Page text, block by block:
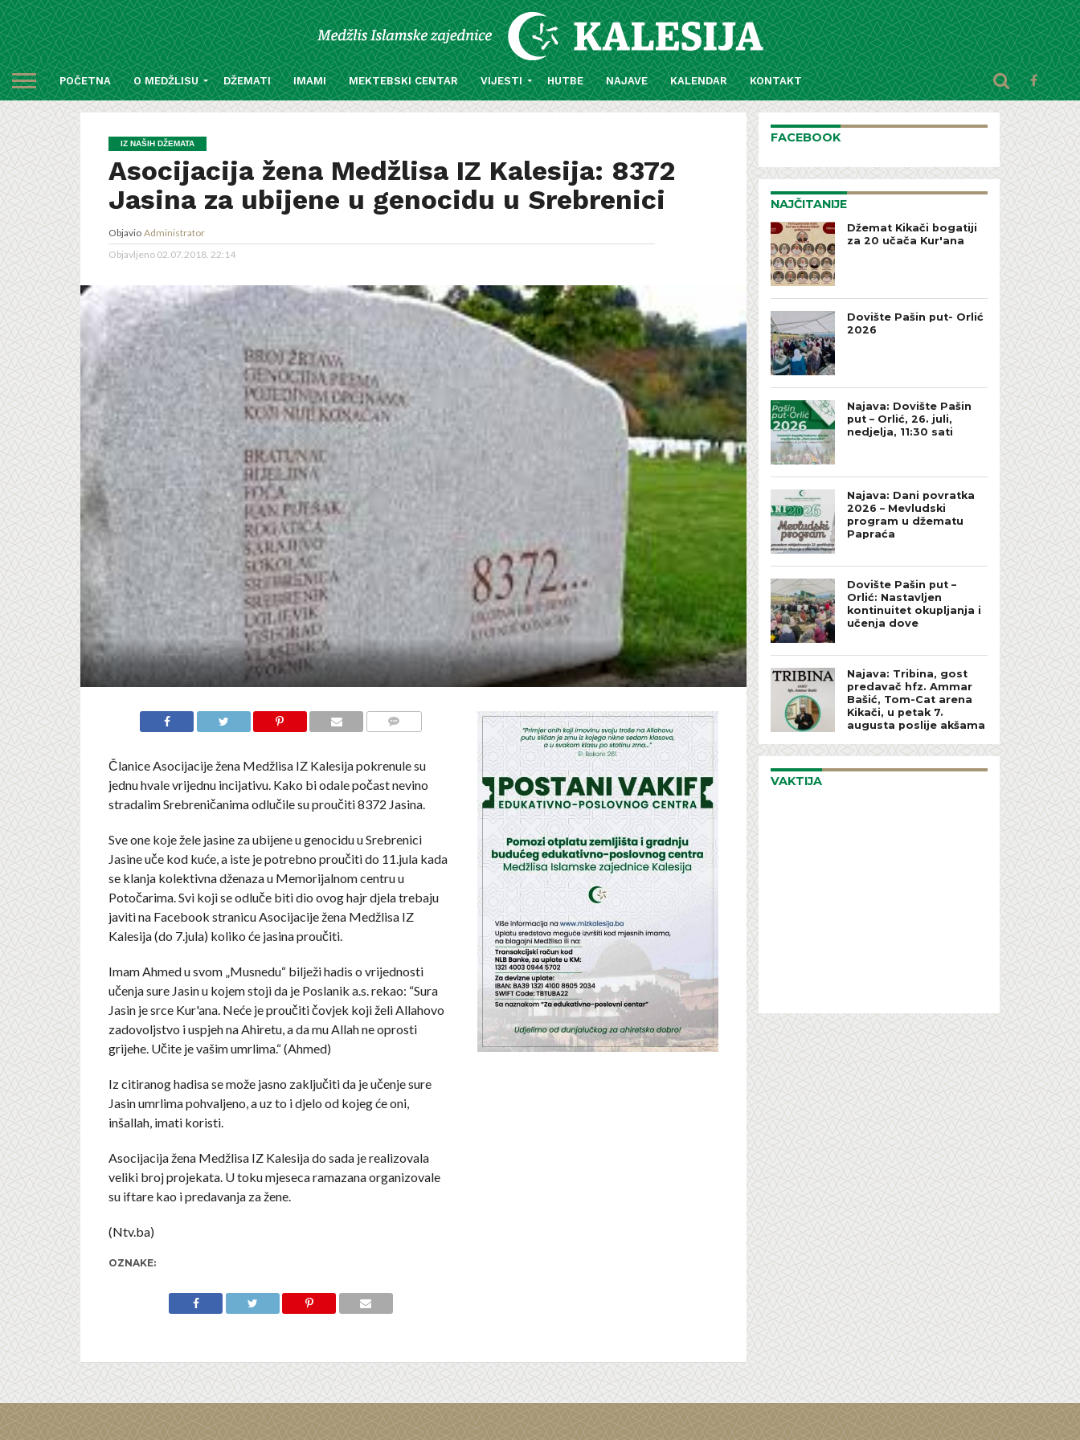
POČETNA O MEDŽLISU DŽEMATI IMAMI MEKTEBSKI CENTAR VIJESTI HUTBE NAJAVE KALENDAR KONTAKT
IZ NAŠIH DŽEMATA
Asocijacija žena Medžlisa IZ Kalesija: 8372
Jasina za ubijene u genocidu u Srebrenici
Objavio Administrator
Objavljeno 02.07.2018. 22:14
Članice Asocijacije žena Medžlisa IZ Kalesija pokrenule su
jednu hvale vrijednu incijativu. Kako bi odale počast nevino
stradalim Srebreničanima odlučile su proučiti 8372 Jasina.
Sve one koje žele jasine za ubijene u genocidu u Srebrenici
Jasine uče kod kuće, a iste je potrebno proučiti do 11.jula kada
se klanja kolektivna dženaza u Memorijalnom centru u
Potočarima. Svi koji se odluče biti dio ovog hajr djela trebaju
javiti na Facebook stranicu Asocijacije žena Medžlisa IZ
Kalesija (do 7.jula) koliko će jasina proučiti.
Imam Ahmed u svom „Musnedu“ bilježi hadis o vrijednosti
učenja sure Jasin u kojem stoji da je Poslanik a.s. rekao: “Sura
Jasin je srce Kur'ana. Neće je proučiti čovjek koji želi Allahovo
zadovoljstvo i uspjeh na Ahiretu, a da mu Allah ne oprosti
grijehe. Učite je vašim umrlima.“ (Ahmed)
Iz citiranog hadisa se može jasno zaključiti da je učenje sure
Jasin umrlima pohvaljeno, a uz to i djelo od kojeg će oni,
inšallah, imati koristi.
Asocijacija žena Medžlisa IZ Kalesija do sada je realizovala
veliki broj projekata. U toku mjeseca ramazana organizovale
su iftare kao i predavanja za žene.
(Ntv.ba)
OZNAKE:
FACEBOOK
NAJČITANIJE
Džemat Kikači bogatiji
za 20 učača Kur'ana
Dovište Pašin put- Orlić
2026
Najava: Dovište Pašin
put – Orlić, 26. juli,
nedjelja, 11:30 sati
Najava: Dani povratka
2026 – Mevludski
program u džematu
Papraća
Dovište Pašin put –
Orlić: Nastavljen
kontinuitet okupljanja i
učenja dove
Najava: Tribina, gost
predavač hfz. Ammar
Bašić, Tom-Cat arena
Kikači, u petak 7.
augusta poslije akšama
VAKTIJA